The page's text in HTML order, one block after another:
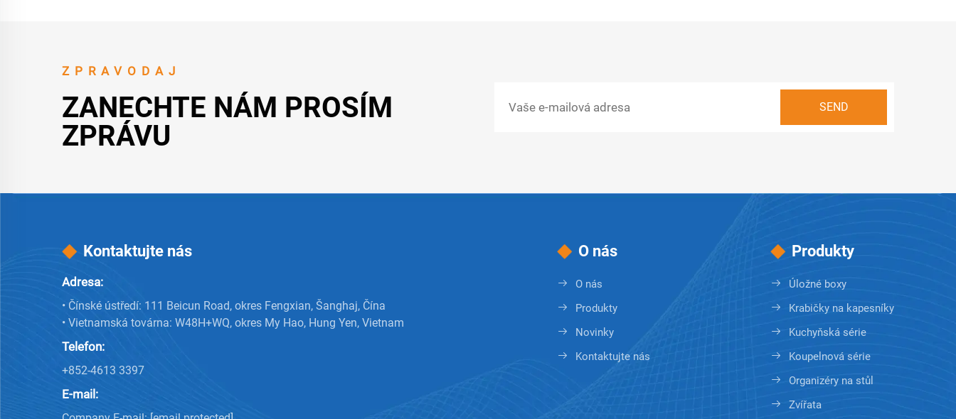
ZPRAVODAJ
ZANECHTE NÁM PROSÍM
ZPRÁVU
Kontaktujte nás
Adresa:
• Čínské ústředí: 111 Beicun Road, okres Fengxian, Šanghaj, Čína
• Vietnamská továrna: W48H+WQ, okres My Hao, Hung Yen, Vietnam
Telefon:
+852-4613 3397
E-mail:
O nás
O nás
Produkty
Novinky
Kontaktujte nás
Produkty
Úložné boxy
Krabičky na kapesníky
Kuchyňská série
Koupelnová série
Organizéry na stůl
Zvířata